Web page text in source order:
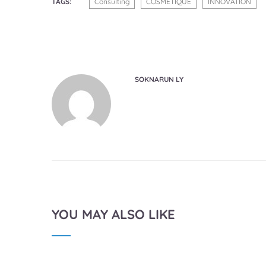
SOKNARUN LY
YOU MAY ALSO LIKE